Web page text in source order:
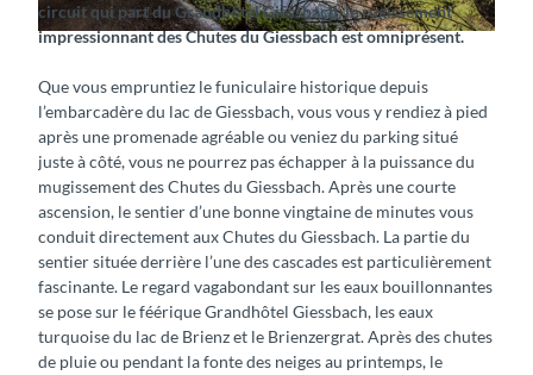
© Grandhotel Giessbach (Andrea Badrutt, Chur), Interlaken Tourismus |CC-BY-SA
circuit qui part du Grandhôtel Giessbach, le rugissement
impressionnant des Chutes du Giessbach est omniprésent.
Que vous empruntiez le funiculaire historique depuis
l’embarcadère du lac de Giessbach, vous vous y rendiez à pied
après une promenade agréable ou veniez du parking situé
juste à côté, vous ne pourrez pas échapper à la puissance du
mugissement des Chutes du Giessbach. Après une courte
ascension, le sentier d’une bonne vingtaine de minutes vous
conduit directement aux Chutes du Giessbach. La partie du
sentier située derrière l’une des cascades est particulièrement
fascinante. Le regard vagabondant sur les eaux bouillonnantes
se pose sur le féérique Grandhôtel Giessbach, les eaux
turquoise du lac de Brienz et le Brienzergrat. Après des chutes
de pluie ou pendant la fonte des neiges au printemps, le